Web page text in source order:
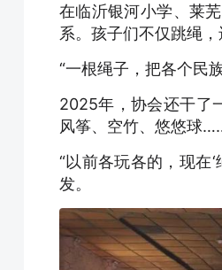
在临沂银河小学、莱
系。孩子们不仅跳绳
“一根绳子，把各个民
2025年，协会还干了
风筝、空竹、悠悠球
“以前各玩各的，现在
发。